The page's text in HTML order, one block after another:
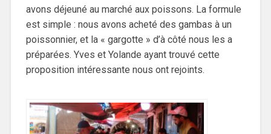
avons déjeuné au marché aux poissons. La formule
est simple : nous avons acheté des gambas à un
poissonnier, et la « gargotte » d’à côté nous les a
préparées. Yves et Yolande ayant trouvé cette
proposition intéressante nous ont rejoints.